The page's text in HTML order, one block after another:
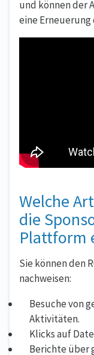
und können der
eine Erneuerung
Welche
die
Plattform
Sie können den
nachweisen:
Besuche von
Aktivitäten.
Klicks auf
Berichte über